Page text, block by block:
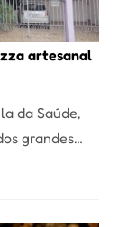
artesanal
da Saúde,
grandes…